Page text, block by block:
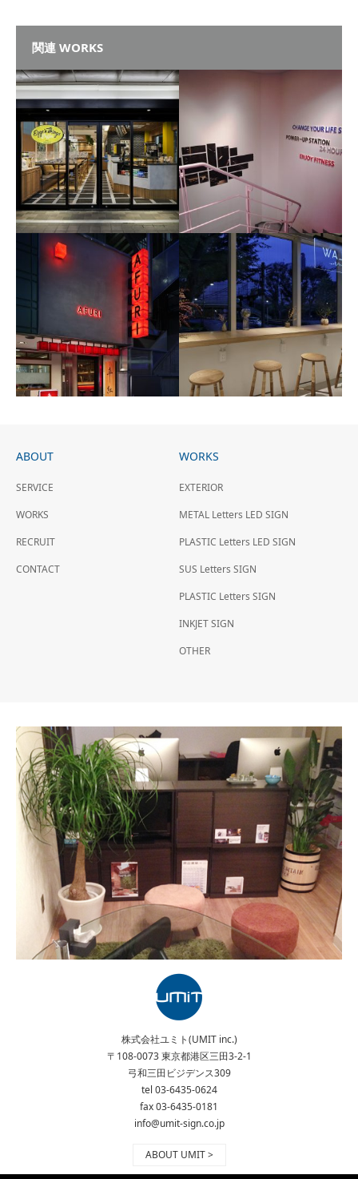
関連 WORKS
eggsn_things_shinurayasu グラフィックサイン
からくれない dlaw_shibuya
ABOUT
SERVICE
WORKS
RECRUIT
CONTACT
WORKS
EXTERIOR
METAL Letters LED SIGN
PLASTIC Letters LED SIGN
SUS Letters SIGN
PLASTIC Letters SIGN
INKJET SIGN
OTHER
株式会社ユミト(UMIT inc.)
〒108-0073 東京都港区三田3-2-1
弓和三田ビジデンス309
tel 03-6435-0624
fax 03-6435-0181
info@umit-sign.co.jp
ABOUT UMIT >